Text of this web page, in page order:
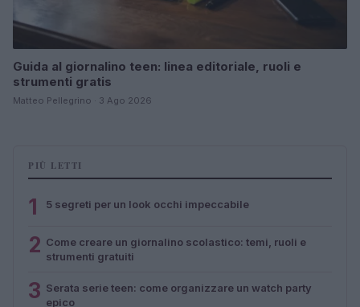
Guida al giornalino teen: linea editoriale, ruoli e
strumenti gratis
Matteo Pellegrino · 3 Ago 2026
PIÙ LETTI
1 5 segreti per un look occhi impeccabile
2 Come creare un giornalino scolastico: temi, ruoli e
strumenti gratuiti
3 Serata serie teen: come organizzare un watch party
epico